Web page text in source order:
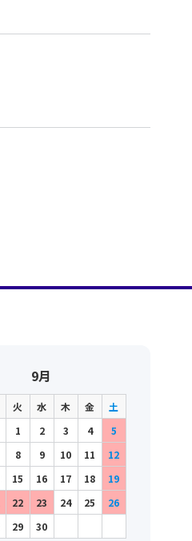
9月
火 水 木 金
土
1
2 3 4
5
8 9 10 11
12
15 16 17 18
19
22 23 24 25
26
29 30